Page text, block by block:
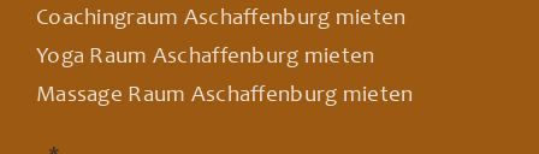
Coachingraum Aschaffenburg mieten
Yoga Raum Aschaffenburg mieten
Massage Raum Aschaffenburg mieten